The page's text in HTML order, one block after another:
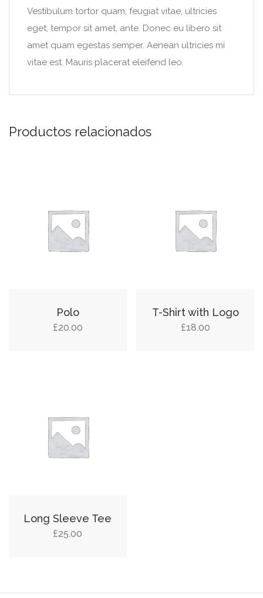
Vestibulum tortor quam, feugiat vitae, ultricies
eget, tempor sit amet, ante. Donec eu libero sit
amet quam egestas semper. Aenean ultricies mi
vitae est. Mauris placerat eleifend leo.
Productos relacionados
Polo
£20.00
T-Shirt with Logo
£18.00
Long Sleeve Tee
£25.00